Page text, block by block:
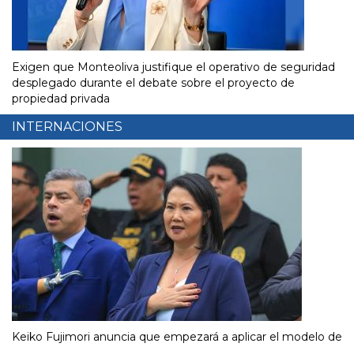
Exigen que Monteoliva justifique el operativo de seguridad
desplegado durante el debate sobre el proyecto de
propiedad privada
INTERNACIONES
Keiko Fujimori anuncia que empezará a aplicar el modelo de